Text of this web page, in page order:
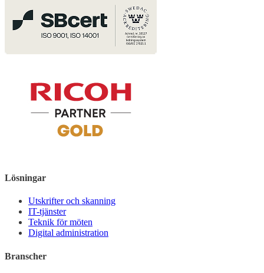
Lösningar
Utskrifter och skanning
IT-tjänster
Teknik för möten
Digital administration
Branscher